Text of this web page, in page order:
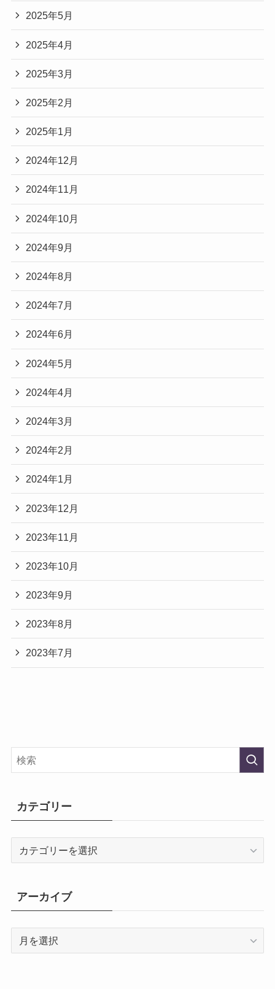
2025年5月
2025年4月
2025年3月
2025年2月
2025年1月
2024年12月
2024年11月
2024年10月
2024年9月
2024年8月
2024年7月
2024年6月
2024年5月
2024年4月
2024年3月
2024年2月
2024年1月
2023年12月
2023年11月
2023年10月
2023年9月
2023年8月
2023年7月
カテゴリー
リ
ー
アーカイブ